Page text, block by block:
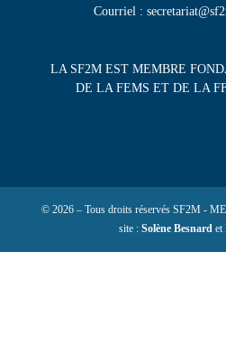
Courriel :
LA SF2M EST MEMBRE
DE LA FEMS ET DE LA
© 2026 – Tous droits réservés SF2M -
site :Solène Besnard et